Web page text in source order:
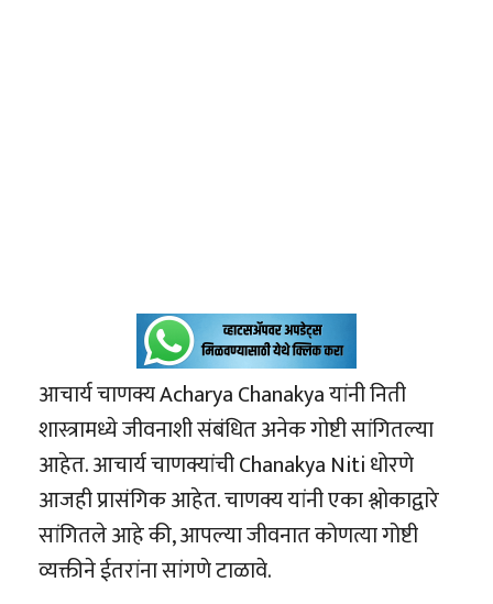
आचार्य चाणक्य Acharya Chanakya यांनी निती
शास्त्रामध्ये जीवनाशी संबंधित अनेक गोष्टी सांगितल्या
आहेत. आचार्य चाणक्यांची Chanakya Niti धोरणे
आजही प्रासंगिक आहेत. चाणक्य यांनी एका श्लोकाद्वारे
सांगितले आहे की, आपल्या जीवनात कोणत्या गोष्टी
व्यक्तीने ईतरांना सांगणे टाळावे.